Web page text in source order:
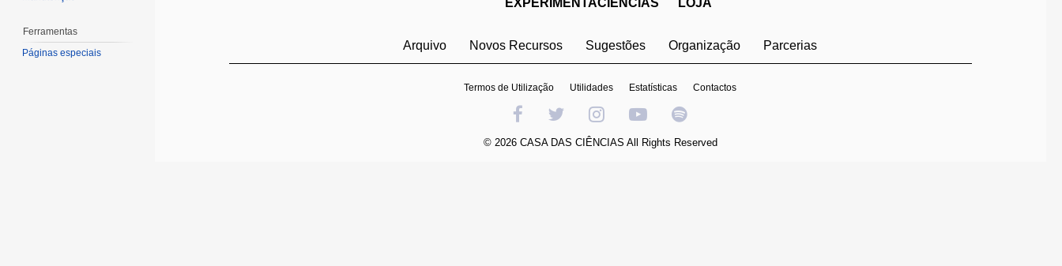
Ferramentas
Páginas especiais
EXPERIMENTACIÊNCIAS
LOJA
Arquivo Novos Recursos Sugestões Organização Parcerias
Termos de Utilização Utilidades Estatísticas Contactos
© 2026 CASA DAS CIÊNCIAS All Rights Reserved